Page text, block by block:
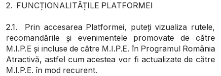
2. FUNCȚIONALITĂȚILE PLATFORMEI
2.1. Prin accesarea Platformei, puteți vizualiza rutele,
recomandările și evenimentele promovate de către
M.I.P.E și incluse de către M.I.P.E. în Programul România
Atractivă, astfel cum acestea vor fi actualizate de către
M.I.P.E. în mod recurent.